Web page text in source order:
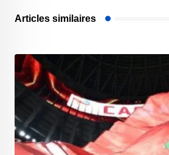
Articles similaires